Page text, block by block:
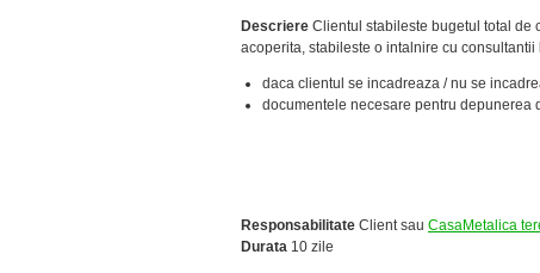
Descriere Clientul stabileste bugetul total de
acoperita, stabileste o intalnire cu
daca clientul se incadreaza / nu se
documentele necesare pentru depunerea
Responsabilitate Client sau CasaMetalica
Durata 10 zile